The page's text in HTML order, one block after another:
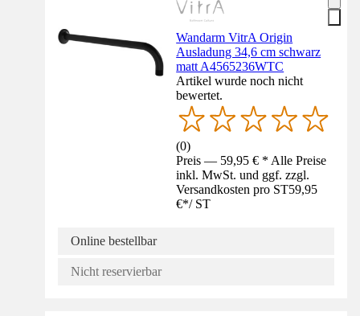
Wandarm VitrA Origin
Ausladung 34,6 cm schwarz
matt A4565236WTC
Artikel wurde noch nicht
bewertet.
(0)
Preis — 59,95 € * Alle Preise
inkl. MwSt. und ggf. zzgl.
Versandkosten pro ST59,95
€*/ ST
Online bestellbar
Nicht reservierbar